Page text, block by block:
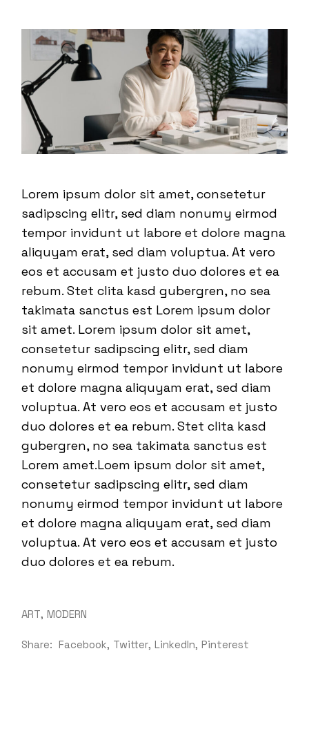
Lorem ipsum dolor sit amet, consetetur
sadipscing elitr, sed diam nonumy eirmod
tempor invidunt ut labore et dolore magna
aliquyam erat, sed diam voluptua. At vero
eos et accusam et justo duo dolores et ea
rebum. Stet clita kasd gubergren, no sea
takimata sanctus est Lorem ipsum dolor
sit amet. Lorem ipsum dolor sit amet,
consetetur sadipscing elitr, sed diam
nonumy eirmod tempor invidunt ut labore
et dolore magna aliquyam erat, sed diam
voluptua. At vero eos et accusam et justo
duo dolores et ea rebum. Stet clita kasd
gubergren, no sea takimata sanctus est
Lorem amet.Loem ipsum dolor sit amet,
consetetur sadipscing elitr, sed diam
nonumy eirmod tempor invidunt ut labore
et dolore magna aliquyam erat, sed diam
voluptua. At vero eos et accusam et justo
duo dolores et ea rebum.
ART MODERN
Share: Facebook Twitter LinkedIn Pinterest